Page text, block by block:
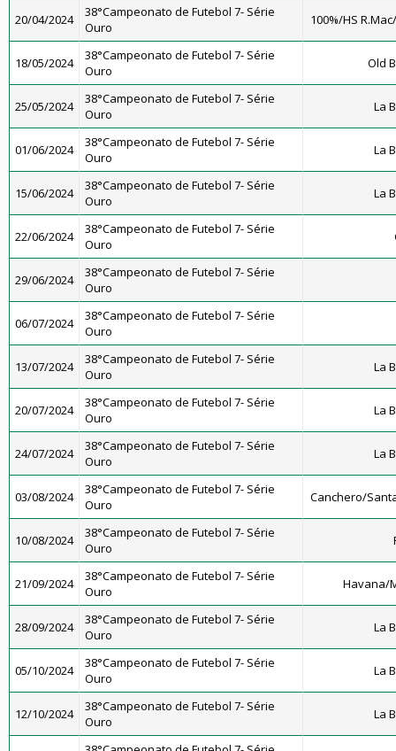
20/04/2024
38°Campeonato de Futebol 7- Série
Ouro
100%/HS
18/05/2024
38°Campeonato de Futebol 7- Série
Ouro
Old
25/05/2024
38°Campeonato de Futebol 7- Série
Ouro
La
01/06/2024
38°Campeonato de Futebol 7- Série
Ouro
La
15/06/2024
38°Campeonato de Futebol 7- Série
Ouro
La
22/06/2024
38°Campeonato de Futebol 7- Série
Ouro
29/06/2024
38°Campeonato de Futebol 7- Série
Ouro
06/07/2024
38°Campeonato de Futebol 7- Série
Ouro
13/07/2024
38°Campeonato de Futebol 7- Série
Ouro
La
20/07/2024
38°Campeonato de Futebol 7- Série
Ouro
La
24/07/2024
38°Campeonato de Futebol 7- Série
Ouro
La
03/08/2024
38°Campeonato de Futebol 7- Série
Ouro
Canchero/
10/08/2024
38°Campeonato de Futebol 7- Série
Ouro
21/09/2024
38°Campeonato de Futebol 7- Série
Ouro
Havana/
28/09/2024
38°Campeonato de Futebol 7- Série
Ouro
La
05/10/2024
38°Campeonato de Futebol 7- Série
Ouro
La
12/10/2024
38°Campeonato de Futebol 7- Série
Ouro
La